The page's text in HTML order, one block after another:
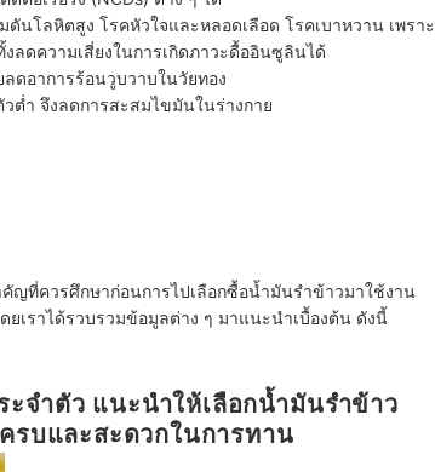
นโลหิตสูง โรคหัวใจและหลอดเลือด โรคเบาหวาน เพราะ
งลดความเสี่ยงในการเกิดภาวะดื้ออินซูลินได้
ดอาการร้อนวูบวาบในวัยทอง
ต่ำ จึงลดการสะสมไขมันในร่างกาย
ญที่ควรศึกษาก่อนการไปเลือกซื้อน้ำมันรำข้าวมาใช้งาน
เราได้รวบรวมข้อมูลต่าง ๆ มาแนะนำเบื้องต้น ดังนี้
จำตัว แนะนำให้เลือกน้ำมันรำข้าว
รบและสะดวกในการทาน